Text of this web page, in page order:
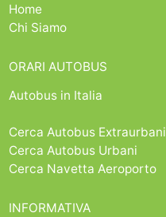
Home
Chi Siamo
ORARI AUTOBUS
Autobus in Italia
Cerca Autobus Extraurbani
Cerca Autobus Urbani
Cerca Navetta Aeroporto
INFORMATIVA